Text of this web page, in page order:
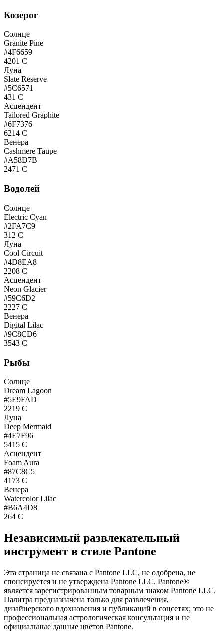
Козерог
Солнце
Granite Pine
#4F6659
4201 C
Луна
Slate Reserve
#5C6571
431 C
Асцендент
Tailored Graphite
#6F7376
6214 C
Венера
Cashmere Taupe
#A58D7B
2471 C
Водолей
Солнце
Electric Cyan
#2FA7C9
312 C
Луна
Cool Circuit
#4D8EA8
2208 C
Асцендент
Neon Glacier
#59C6D2
2227 C
Венера
Digital Lilac
#9C8CD6
3543 C
Рыбы
Солнце
Dream Lagoon
#5E9FAD
2219 C
Луна
Deep Mermaid
#4E7F96
5415 C
Асцендент
Foam Aura
#87C8C5
4173 C
Венера
Watercolor Lilac
#B6A4D8
264 C
Независимый развлекательный
инструмент в стиле Pantone
Эта страница не связана с Pantone LLC, не одобрена, не
спонсируется и не утверждена Pantone LLC. Pantone®
является зарегистрированным товарным знаком Pantone LLC.
Палитра предназначена только для развлечения,
дизайнерского вдохновения и публикаций в соцсетях; это не
профессиональная астрологическая консультация и не
официальные данные цветов Pantone.